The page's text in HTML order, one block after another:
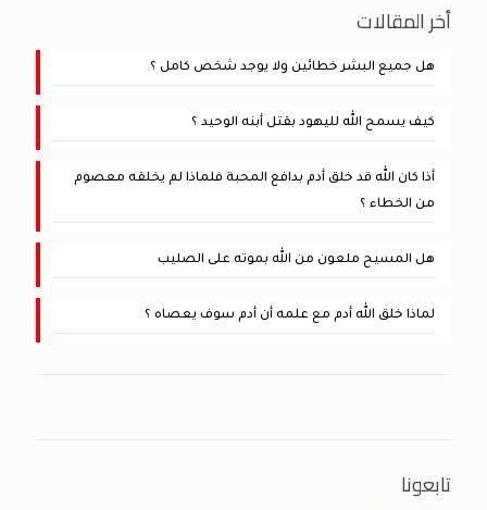
أخر المقالات
هل جميع البشر خطائين ولا يوجد شخص كامل ؟
كيف يسمح الله لليهود بقتل أبنه الوحيد ؟
أذا كان الله قد خلق أدم بدافع المحبة فلماذا لم يخلقه معصوم
من الخطاء ؟
هل المسيح ملعون من الله بموته على الصليب
لماذا خلق الله أدم مع علمه أن أدم سوف يعصاه ؟
تابعونا